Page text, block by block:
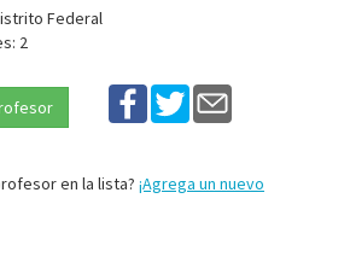
Federal
2
en la lista? ¡Agrega un nuevo